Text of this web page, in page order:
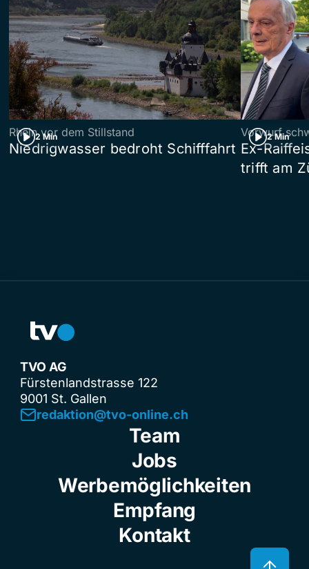
2 Min
Rhein vor dem Stillstand
Niedrigwasser bedroht Schifffahrt
2 Min
Vorwurf
Ex-
trifft am
TVO AG
Fürstenlandstrasse 122
9001 St. Gallen
redaktion@tvo-online.ch
Team
Jobs
Werbemöglichkeiten
Empfang
Kontakt